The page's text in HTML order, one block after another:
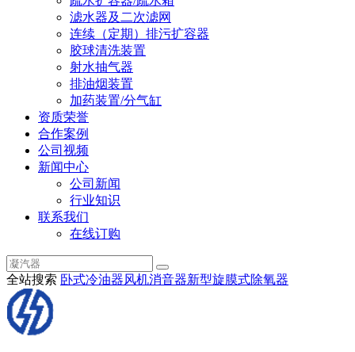
滤水器及二次滤网
连续（定期）排污扩容器
胶球清洗装置
射水抽气器
排油烟装置
加药装置/分气缸
资质荣誉
合作案例
公司视频
新闻中心
公司新闻
行业知识
联系我们
在线订购
全站搜索 卧式冷油器风机消音器新型旋膜式除氧器